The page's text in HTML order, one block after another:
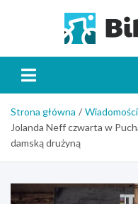
Strona główna
Wiadomości
Jolanda Neff czwarta w
damską drużyną